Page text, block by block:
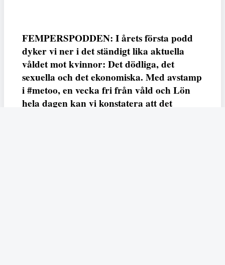
FEMPERSPODDEN: I årets första podd
dyker vi ner i det ständigt lika aktuella
våldet mot kvinnor: Det dödliga, det
sexuella och det ekonomiska. Med avstamp
i #metoo, en vecka fri från våld och Lön
hela dagen kan vi konstatera att det